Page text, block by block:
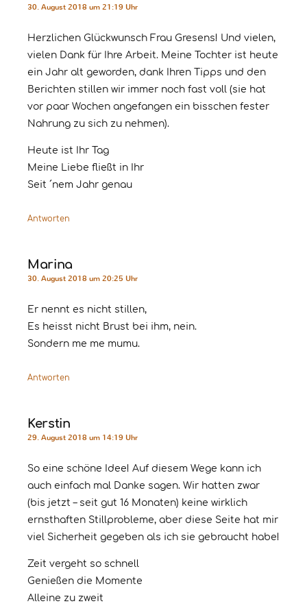
30. August 2018 um 21:19 Uhr
Herzlichen Glückwunsch Frau Gresens! Und vielen,
vielen Dank für Ihre Arbeit. Meine Tochter ist heute
ein Jahr alt geworden, dank Ihren Tipps und den
Berichten stillen wir immer noch fast voll (sie hat
vor paar Wochen angefangen ein bisschen fester
Nahrung zu sich zu nehmen).
Heute ist Ihr Tag
Meine Liebe fließt in Ihr
Seit ´nem Jahr genau
Antworten
Marina
30. August 2018 um 20:25 Uhr
Er nennt es nicht stillen,
Es heisst nicht Brust bei ihm, nein.
Sondern me me mumu.
Antworten
Kerstin
29. August 2018 um 14:19 Uhr
So eine schöne Idee! Auf diesem Wege kann ich
auch einfach mal Danke sagen. Wir hatten zwar
(bis jetzt – seit gut 16 Monaten) keine wirklich
ernsthaften Stillprobleme, aber diese Seite hat mir
viel Sicherheit gegeben als ich sie gebraucht habe!
Zeit vergeht so schnell
Genießen die Momente
Alleine zu zweit